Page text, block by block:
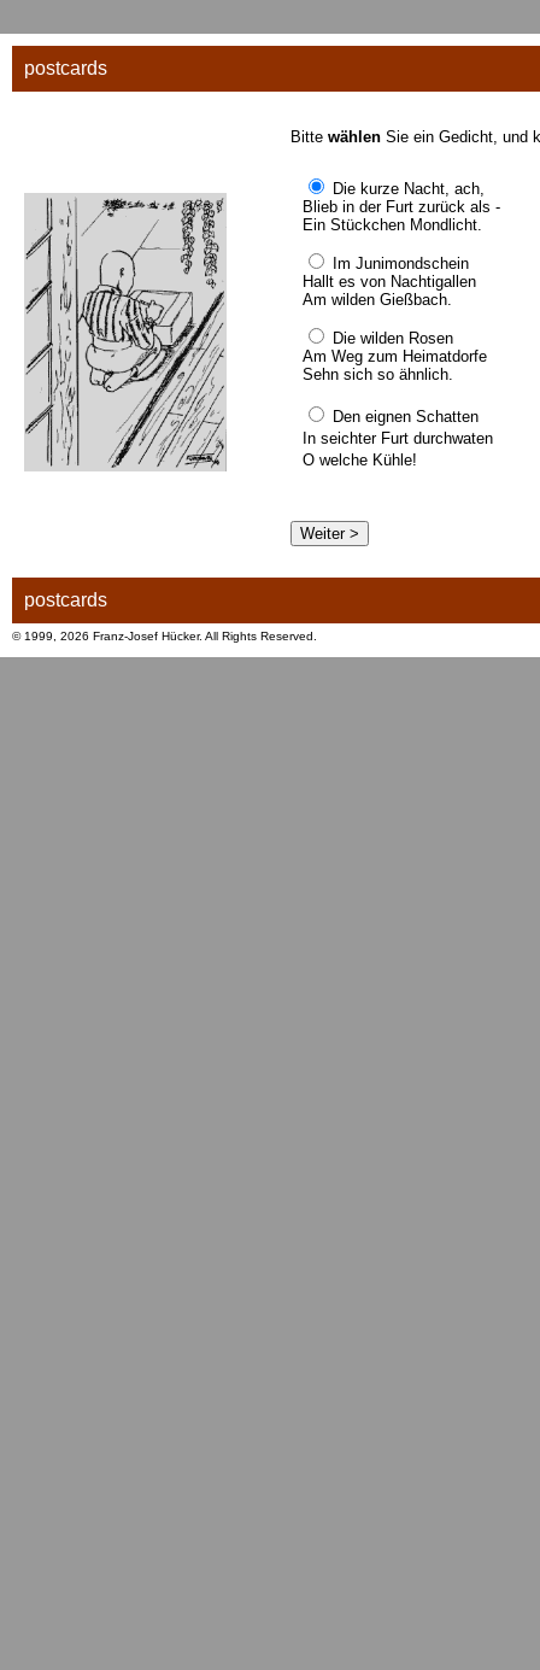
postcards
Bitte wählen Sie ein Gedicht, und
Die kurze Nacht, ach,
Blieb in der Furt zurück als -
Ein Stückchen Mondlicht.
Im Junimondschein
Hallt es von Nachtigallen
Am wilden Gießbach.
Die wilden Rosen
Am Weg zum Heimatdorfe
Sehn sich so ähnlich.
Den eignen Schatten
In seichter Furt durchwaten
O welche Kühle!
postcards
© 1999, 2026 Franz-Josef Hücker. All Rights Reserved.